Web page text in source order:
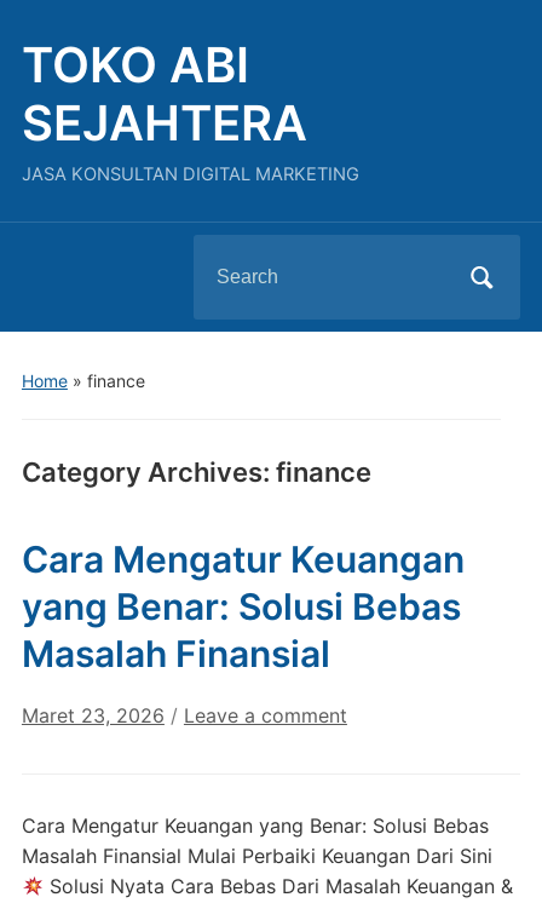
TOKO ABI
SEJAHTERA
JASA KONSULTAN DIGITAL MARKETING
for:
Home» finance
Category Archives: finance
Cara Mengatur Keuangan
yang Benar: Solusi Bebas
Masalah Finansial
Maret 23, 2026 / Leave a comment
Cara Mengatur Keuangan yang Benar: Solusi Bebas
Masalah Finansial Mulai Perbaiki Keuangan Dari Sini
Solusi Nyata Cara Bebas Dari Masalah Keuangan &